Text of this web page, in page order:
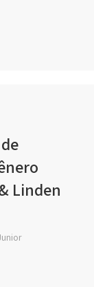
Linden